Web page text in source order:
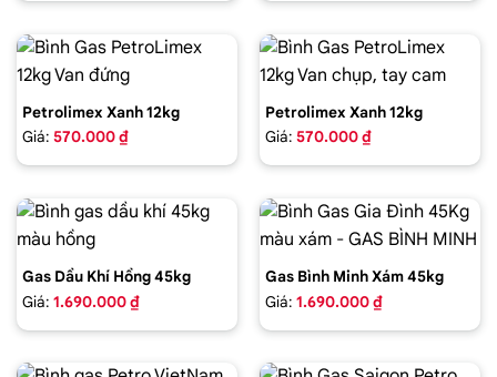
Petrolimex Xanh 12kg
Giá: 570.000 ₫
Petrolimex Xanh 12kg
Giá: 570.000 ₫
Gas Dầu Khí Hồng 45kg
Giá: 1.690.000 ₫
Gas Bình Minh Xám 45kg
Giá: 1.690.000 ₫